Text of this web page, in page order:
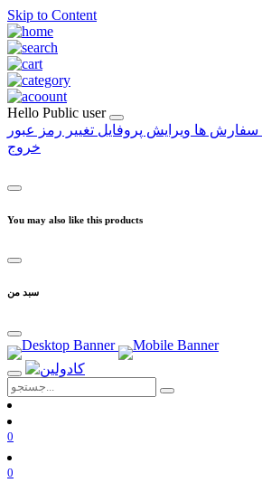
Skip to Content
Hello Public user
سفارش ها ویرایش پروفایل تغییر رمز عبور
خروج
You may also like this products
سبد من
0
0